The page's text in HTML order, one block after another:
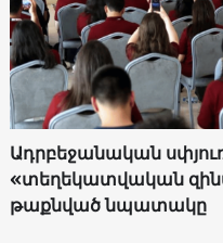
Ադրբեջանական
«տեղեկատվական
թաքնված նպատակը